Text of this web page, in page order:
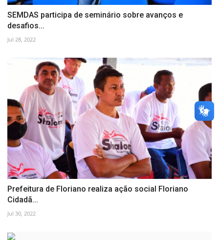
SEMDAS participa de seminário sobre avanços e
desafios...
Jul 28, 2022
Prefeitura de Floriano realiza ação social Floriano
Cidadã...
Jul 30, 2022